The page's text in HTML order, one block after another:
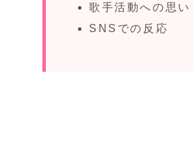
歌手活動への思い
SNSでの反応